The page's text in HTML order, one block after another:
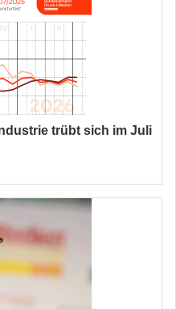
trübt sich im Juli